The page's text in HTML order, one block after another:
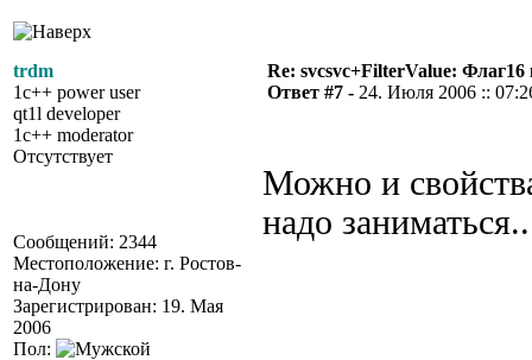
trdm
1c++ power user
qt1l developer
1c++ moderator
Отсутствует
Сообщений: 2344
Местоположение: г. Ростов-
на-Дону
Зарегистрирован: 19. Мая
2006
Пол:
Re: svcsvc+FilterValue: Флаг16
Ответ #7 - 24. Июля 2006 ::
Можно и
надо